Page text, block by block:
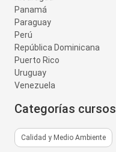
Panamá
Paraguay
Perú
República Dominicana
Puerto Rico
Uruguay
Venezuela
Categorías cursos
Calidad y Medio Ambiente